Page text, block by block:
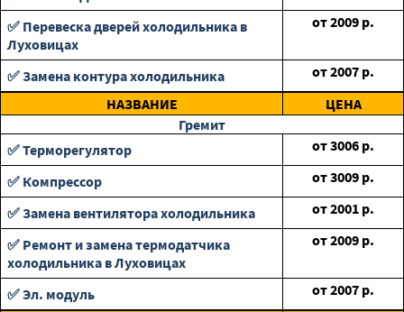
✅ Перевеска дверей холодильника в
Луховицах
от2009 р.
✅ Замена контура холодильника от2007 р.
НАЗВАНИЕ
ЦЕНА
Гремит
✅ Терморегулятор
от3006 р.
✅ Компрессор
от3009 р.
✅ Замена вентилятора холодильника
от2001 р.
✅ Ремонт и замена термодатчика
холодильника в Луховицах
от2009 р.
✅ Эл. модуль от2007 р.